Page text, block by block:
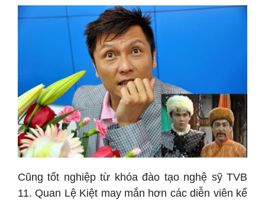
Cũng tốt nghiệp từ khóa đào tạo nghệ sỹ TVB
11. Quan Lệ Kiệt may mắn hơn các diễn viên kể